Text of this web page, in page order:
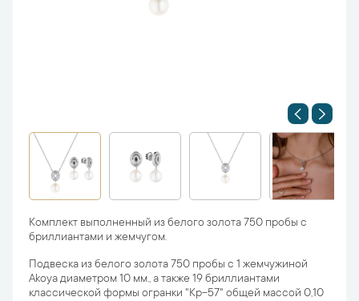
Комплект выполненный из белого золота 750 пробы с
бриллиантами и жемчугом.
Подвеска из белого золота 750 пробы с 1 жемчужиной
Akoya диаметром 10 мм., а также 19 бриллиантами
классической формы огранки "Кр-57" общей массой 0,10